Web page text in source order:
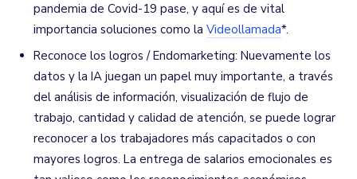
pandemia de Covid-19 pase, y aquí es de vital
importancia soluciones como la Videollamada*.
Reconoce los logros / Endomarketing: Nuevamente los
datos y la IA juegan un papel muy importante, a través
del análisis de información, visualización de flujo de
trabajo, cantidad y calidad de atención, se puede lograr
reconocer a los trabajadores más capacitados o con
mayores logros. La entrega de salarios emocionales es